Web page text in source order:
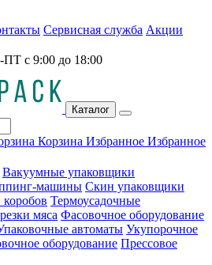
Сервисная служба Акции
с 9:00 до 18:00
Каталог
Корзина Избранное Избранное
Вакуумные упаковщики
машины Скин упаковщики
Термоусадочные
мяса Фасовочное оборудование
автоматы Укупорочное
оборудование Прессовое